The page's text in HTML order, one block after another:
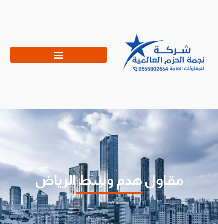
مقاول هدم وسط الرياض